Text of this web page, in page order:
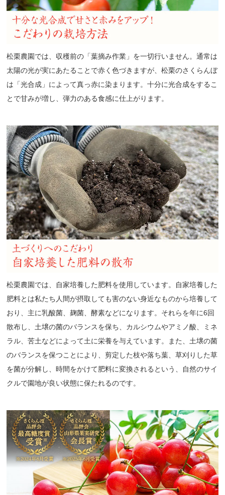
松栗農園では、収穫前の「葉摘み作業」を一切行いません。通常は
太陽の光が実にあたることで赤く色づきますが、松栗のさくらんぼ
は「光合成」によって真っ赤に染まります。十分に光合成をするこ
とで甘みが増し、弾力のある食感に仕上がります。
松栗農園では、自家培養した肥料を使用しています。自家培養した
肥料とは私たち人間が摂取しても害のない身近なものから培養して
おり、主に乳酸菌、麹菌、酵素などになります。それらを年に6回
散布し、土壌の菌のバランスを保ち、カルシウムやアミノ酸、ミネ
ラル、苦土などによって土に栄養を与えています。また、土壌の菌
のバランスを保つことにより、剪定した枝や落ち葉、草刈りした草
を菌が分解し、時間をかけて肥料に変換されるという、自然のサイ
クルで園地が良い状態に保たれるのです。